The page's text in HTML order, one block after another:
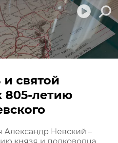
святой
805-летию
Александр Невский –